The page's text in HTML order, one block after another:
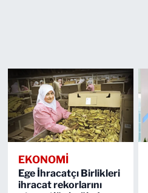
EKONOMİ
Ege İhracatçı Birlikleri
ihracat rekorlarını